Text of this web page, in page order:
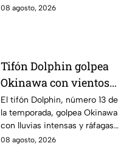
Caballón fueron evacuadas
08 agosto, 2026
Tifón Dolphin golpea
Okinawa con vientos
de hasta 157 km/h
El tifón Dolphin, número 13 de
la temporada, golpea Okinawa
con lluvias intensas y ráfagas
de hasta 157 kilómetros por
08 agosto, 2026